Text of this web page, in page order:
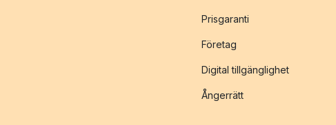
Prisgaranti
Företag
Digital tillgänglighet
Ångerrätt